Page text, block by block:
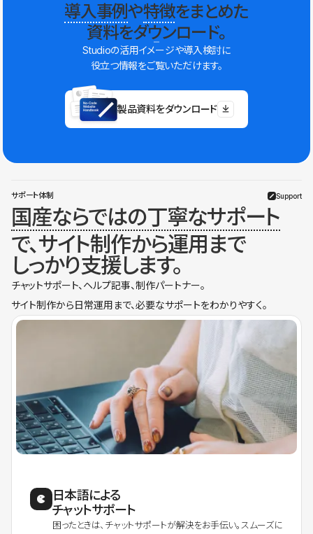
導入事例や特徴をまとめた
資料をダウンロード。
Studioの活用イメージや導入検討に
役立つ情報をご覧いただけます。
製品資料をダウンロード
サポート体制 Support
国産ならではの丁寧なサポート
で、サイト制作から運用まで
しっかり支援します。
チャットサポート、ヘルプ記事、制作パートナー。
サイト制作から日常運用まで、必要なサポートをわかりやすく。
日本語による
チャットサポート
困ったときは、チャットサポートが解決をお手伝い。スムーズに